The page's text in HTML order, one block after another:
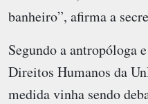
banheiro”, afirma a
Segundo a antropóloga
Direitos Humanos da
medida vinha sendo